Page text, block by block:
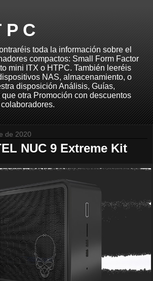
P C
toda la información sobre el
compactos: Small Form Factor
mini ITX o HTPC. También leeréis
NAS, almacenamiento, o
disposición Análisis, Guías,
otra Promoción con descuentos
de 2020
NUC 9 Extreme Kit